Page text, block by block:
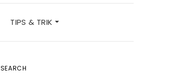
TIPS & TRIK
SEARCH